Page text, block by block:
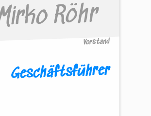
Röhr
Vorstand
Geschäftsführer